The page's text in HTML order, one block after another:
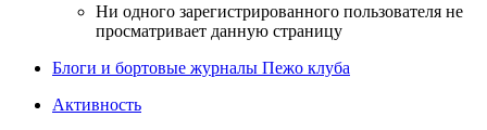
Ни одного зарегистрированного пользователя не
просматривает данную страницу
Блоги и бортовые журналы Пежо клуба
Активность